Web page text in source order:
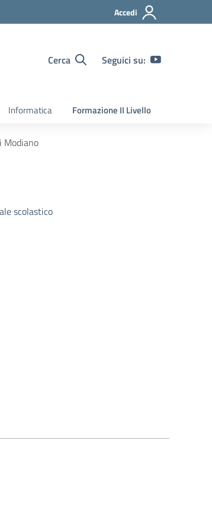
Accedi
Cerca Seguici su:
Informatica Formazione II Livello
Modiano
scolastico